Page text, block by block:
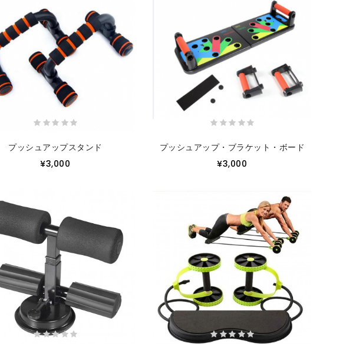
プッシュアップスタンド
¥3,000
プッシュアップ・ブラケット・ボード
¥3,000